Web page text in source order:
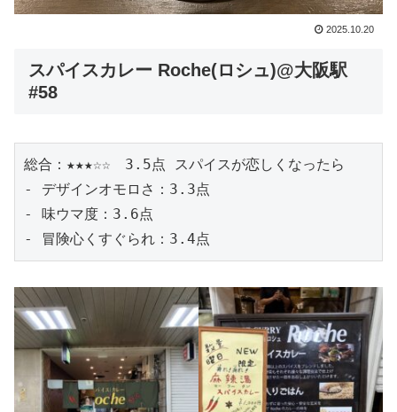
2025.10.20
スパイスカレー Roche(ロシュ)@大阪駅
#58
総合：★★★☆☆　3.5点 スパイスが恋しくなったら
- デザインオモロさ：3.3点
- 味ウマ度：3.6点
- 冒険心くすぐられ：3.4点